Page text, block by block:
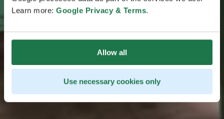
Learn more: Google Privacy & Terms.
Allow all
Use necessary cookies only